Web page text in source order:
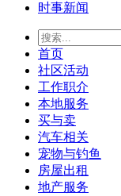
时事新闻
首页
社区活动
工作职介
本地服务
买与卖
汽车相关
宠物与钓鱼
房屋出租
地产服务